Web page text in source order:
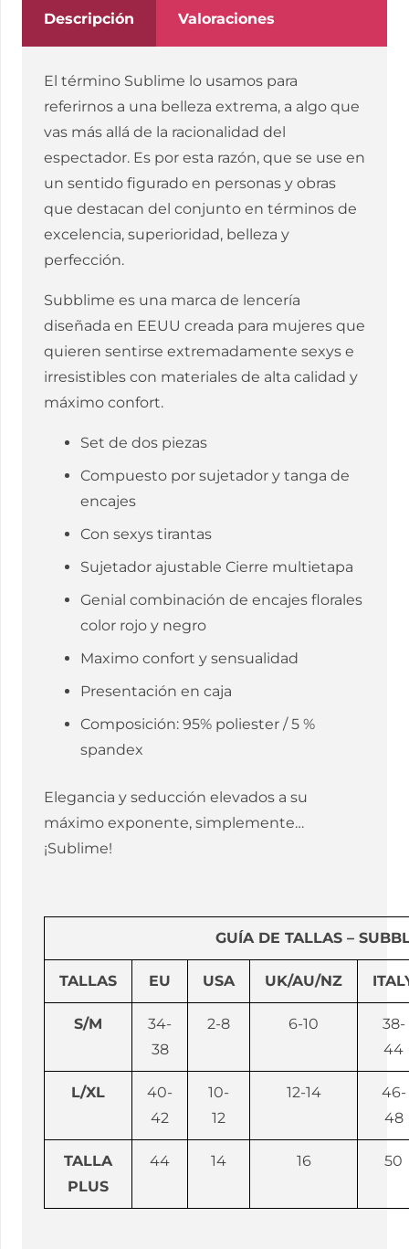
ENCAJE
Descripción Valoraciones
El término Sublime lo usamos para
referirnos a una belleza extrema, a algo que
vas más allá de la racionalidad del
espectador. Es por esta razón, que se use en
un sentido figurado en personas y obras
que destacan del conjunto en términos de
excelencia, superioridad, belleza y
perfección.
Subblime es una marca de lencería
diseñada en EEUU creada para mujeres que
quieren sentirse extremadamente sexys e
irresistibles con materiales de alta calidad y
máximo confort.
Set de dos piezas
Compuesto por sujetador y tanga de
encajes
Con sexys tirantas
Sujetador ajustable Cierre multietapa
Genial combinación de encajes florales
color rojo y negro
Maximo confort y sensualidad
​Presentación en caja
Composición: 95% poliester / 5 %
spandex
Elegancia y seducción elevados a su
máximo exponente, simplemente…
¡Sublime!
GUÍA DE TALLAS –
TALLAS EU USA UK/AU/NZ
S/M
34-
38
2-8 6-10
38-
44
L/XL
40-
42
10-
12
12-14
46-
48
TALLA
PLUS
44 14 16 50